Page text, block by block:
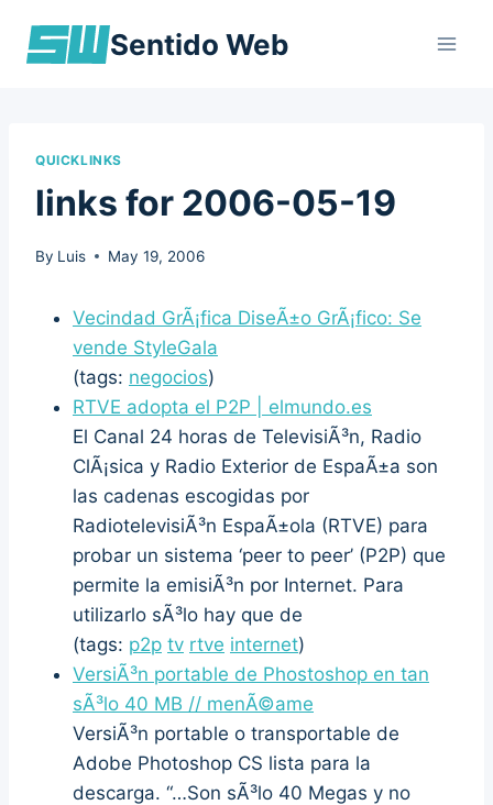
Sentido Web
QUICKLINKS
links for 2006-05-19
By Luis May 19, 2006
Vecindad GrÃ¡fica DiseÃ±o GrÃ¡fico: Se
vende StyleGala
(tags: negocios)
RTVE adopta el P2P | elmundo.es
El Canal 24 horas de TelevisiÃ³n, Radio
ClÃ¡sica y Radio Exterior de EspaÃ±a son
las cadenas escogidas por
RadiotelevisiÃ³n EspaÃ±ola (RTVE) para
probar un sistema ‘peer to peer’ (P2P) que
permite la emisiÃ³n por Internet. Para
utilizarlo sÃ³lo hay que de
(tags: p2p tv rtve internet)
VersiÃ³n portable de Phostoshop en tan
sÃ³lo 40 MB // menÃ©ame
VersiÃ³n portable o transportable de
Adobe Photoshop CS lista para la
descarga. “…Son sÃ³lo 40 Megas y no